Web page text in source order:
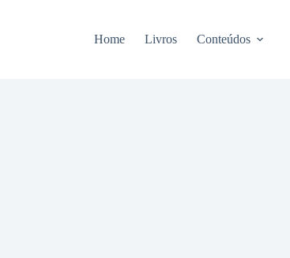
Home Livros Conteúdos